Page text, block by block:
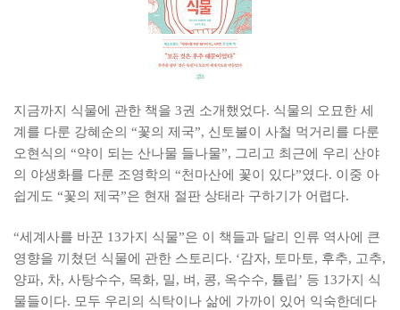
지금까지 식물에 관한 책을 3권 소개했었다. 식물의 오묘한 세
계를 다룬 강혜순의 “꽃의 제국”, 신토불이 사철 먹거리를 다룬
오현식의 “약이 되는 산나물 들나물”, 그리고 최근에 우리 산야
의 야생화를 다룬 조영학의 “천마산에 꽃이 있다”였다. 이중 아
쉽게도 “꽃의 제국”은 현재 절판 상태라 구하기가 어렵다.
“세계사를 바꾼 13가지 식물”은 이 책들과 달리 인류 역사에 큰
영향을 끼쳤던 식물에 관한 스토리다. ‘감자, 토마토, 후추, 고추,
양파, 차, 사탕수수, 목화, 밀, 벼, 콩, 옥수수, 튤립’ 등 13가지 식
물들이다. 모두 우리의 식탁이나 삶에 가까이 있어 익숙한데다